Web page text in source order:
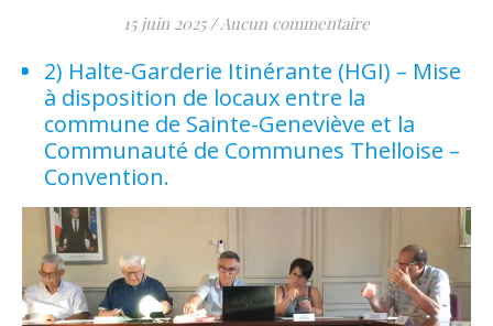
15 juin 2025 /Aucun commentaire
2) Halte-Garderie Itinérante (HGI) – Mise
à disposition de locaux entre la
commune de Sainte-Geneviève et la
Communauté de Communes Thelloise –
Convention.